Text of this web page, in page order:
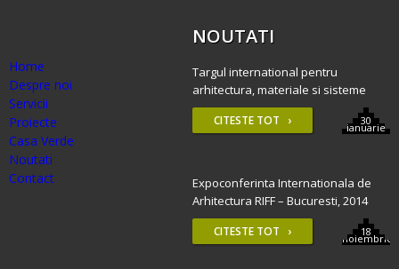
Home
Despre noi
Servicii
Proiecte
Casa Verde
Noutati
Contact
NOUTATI
Targul international pentru
arhitectura, materiale si sisteme
constructive – BAU 2015, Munchen
CITESTE TOT › 30
ianuarie
Expoconferinta Internationala de
Arhitectura RIFF – Bucuresti, 2014
CITESTE TOT › 18
noiembrie